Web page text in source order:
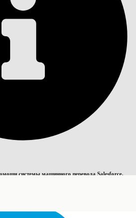
системы машинного перевода Salesforce.